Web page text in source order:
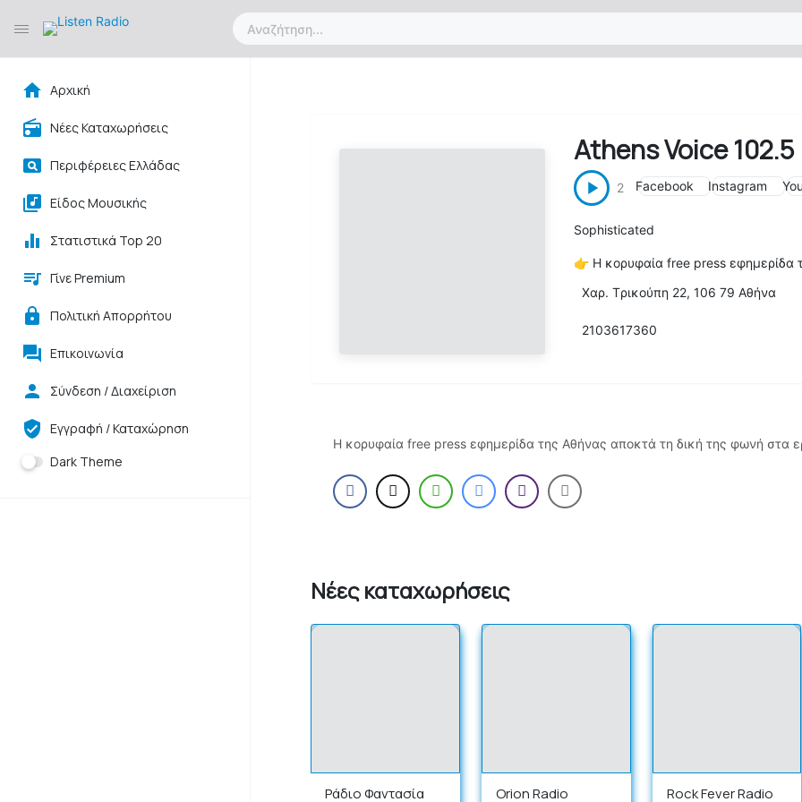
Αρχική
Νέες Καταχωρήσεις
Περιφέρειες Ελλάδας
Είδος Μουσικής
Στατιστικά Top 20
Γίνε Premium
Πολιτική Απορρήτου
Επικοινωνία
Σύνδεση / Διαχείριση
Εγγραφή / Καταχώρηση
Dark Theme
Athens Voice 102.5
2 Facebook Instagram
Sophisticated
👉 H κορυφαία free press εφημερίδα
Xαρ. Tρικούπη 22, 106 79 Aθήνα
2103617360
H κορυφαία free press εφημερίδα της Αθήνας αποκτά τη δική της φωνή στα
Νέες καταχωρήσεις
Ράδιο Φαντασία Orion Radio Rock Fever Radio